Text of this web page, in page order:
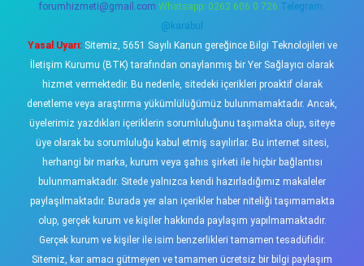
forumhizmeti@gmail.com Whatsapp: 0262 606 0 726 Telegram:
@karabul
Yasal Uyarı:Sitemiz, 5651 Sayılı Kanun gereğince Bilgi Teknolojileri ve
İletişim Kurumu (BTK) tarafından onaylanmış bir Yer Sağlayıcı olarak
hizmet vermektedir. Bu nedenle, sitedeki içerikleri proaktif olarak
denetleme veya araştırma yükümlülüğümüz bulunmamaktadır. Ancak,
üyelerimiz yazdıkları içeriklerin sorumluluğunu taşımakta olup, siteye
üye olarak bu sorumluluğu kabul etmiş sayılırlar. Bu internet sitesi,
herhangi bir marka, kurum veya şahıs şirketi ile hiçbir bağlantısı
bulunmamaktadır. Sitede yalnızca kendi hazırladığımız makaleler
paylaşılmaktadır. Burada yer alan içerikler haber niteliği taşımamakta
olup, gerçek kurum ve kişiler hakkında paylaşım yapılmamaktadır.
Gerçek kurum ve kişiler ile isim benzerlikleri tamamen tesadüfidir.
Sitemiz, kar amacı gütmeyen ve tamamen ücretsiz bir bilgi paylaşım